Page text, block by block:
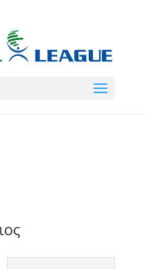
Coral
Σωματείο ΣΟΛ